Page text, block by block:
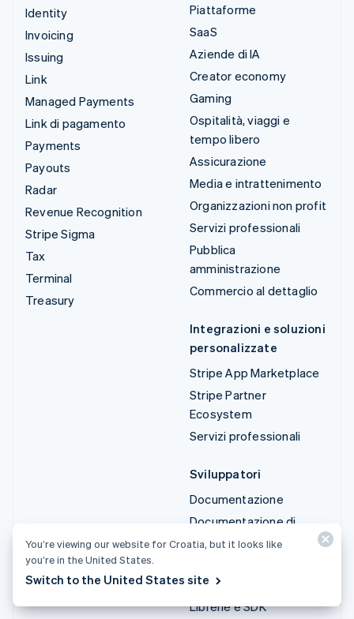
Identity
Invoicing
Issuing
Link
Managed Payments
Link di pagamento
Payments
Payouts
Radar
Revenue Recognition
Stripe Sigma
Tax
Terminal
Treasury
Piattaforme
SaaS
Aziende di IA
Creator economy
Gaming
Ospitalità, viaggi e
tempo libero
Assicurazione
Media e intrattenimento
Organizzazioni non profit
Servizi professionali
Pubblica
amministrazione
Commercio al dettaglio
Integrazioni e soluzioni
personalizzate
Stripe App Marketplace
Stripe Partner
Ecosystem
Servizi professionali
Sviluppatori
Documentazione
Documentazione di
riferimento dell'API
Log delle modifiche API
Librerie e SDK
You’re viewing our website for Croatia, but it looks like
you’re in the United States.
Switch to the United States site